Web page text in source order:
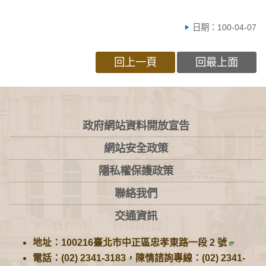
日期：100-04-07
回上一頁 回最上面
:::
政府網站資料開放宣告
網站安全政策
隱私權保護政策
聯絡我們
交通資訊
地址：100216臺北市中正區忠孝東路一段 2 號
電話：(02) 2341-3183，陳情諮詢專線：(02) 2341-